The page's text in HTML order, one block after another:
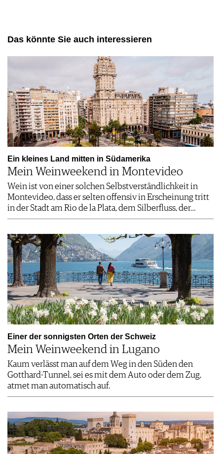
Das könnte Sie auch interessieren
Ein kleines Land mitten in Südamerika
Mein Weinweekend in Montevideo
Wein ist von einer solchen Selbstverständlichkeit in
Montevideo, dass er selten offensiv in Erscheinung tritt
in der Stadt am Rio de la Plata, dem Silberfluss, der…
Einer der sonnigsten Orten der Schweiz
Mein Weinweekend in Lugano
Kaum verlässt man auf dem Weg in den Süden den
Gotthard-Tunnel, sei es mit dem Auto oder dem Zug,
atmet man automatisch auf.